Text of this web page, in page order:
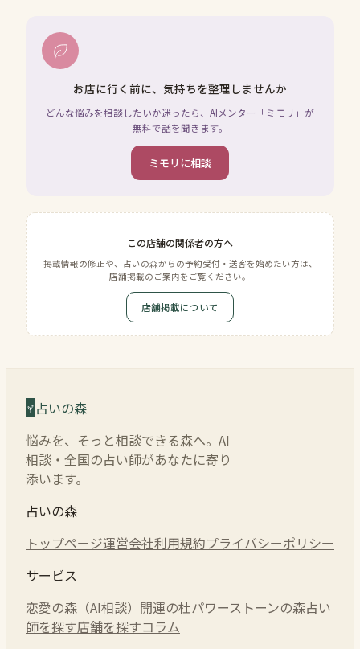
お店に行く前に、気持ちを整理しませんか
どんな悩みを相談したいか迷ったら、AIメンター「ミモリ」が
無料で話を聞きます。
ミモリに相談
この店舗の関係者の方へ
掲載情報の修正や、占いの森からの予約受付・送客を始めたい方は、
店舗掲載のご案内をご覧ください。
店舗掲載について
占いの森
悩みを、そっと相談できる森へ。AI
相談・全国の占い師があなたに寄り
添います。
占いの森
トップページ運営会社利用規約プライバシーポリシー
サービス
恋愛の森（AI相談） 開運の杜パワーストーンの森占い
師を探す店舗を探すコラム